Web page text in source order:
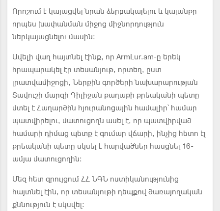
Որոշում է կայացվել նրան ձերբակալելու և կալանքը
որպես խափանման միջոց միջնորդություն
ներկայացնելու մասին:
Ավելի վաղ հայտնել էինք, որ ArmLur.am-ը երեկ
հրապարակել էր տեսանյութ, որտեղ, ըստ
լրատվամիջոցի, Ներքին գործերի նախարարության
Տավուշի մարզի Դիլիջան քաղաքի քրեականի պետը
մտել է Հաղարծին հյուրանոցային համալիր՝ համար
պատվիրելու, մատուցողն ասել է, որ պատվիրված
համարի դիմաց պետք է գումար վճարի, ինչից հետո էլ
քրեականի պետը սկսել է հարվածներ հասցնել 16-
ամյա մատուցողին:
Մեզ հետ զրույցում ՀՀ ՆԳՆ ոստիկանությունից
հայտնել էին, որ տեսանյութի դեպքով ծառայողական
քննություն է սկսվել: